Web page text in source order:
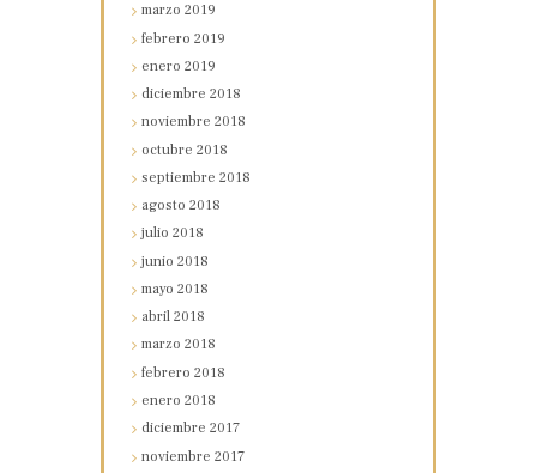
marzo2019
febrero2019
enero2019
diciembre2018
noviembre2018
octubre2018
septiembre2018
agosto2018
julio2018
junio2018
mayo2018
abril2018
marzo2018
febrero2018
enero2018
diciembre2017
noviembre2017